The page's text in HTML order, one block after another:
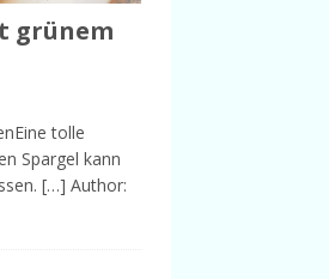
grünem
tolle
Spargel kann
[…] Author: